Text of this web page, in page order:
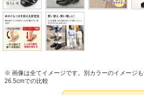
※ 画像は全てイメージです。別カラーのイメージも
26.5cmでの比較